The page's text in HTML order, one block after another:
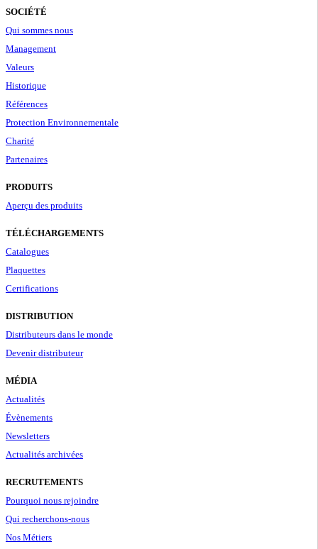
SOCIÉTÉ
Qui sommes nous
Management
Valeurs
Historique
Références
Protection Environnementale
Charité
Partenaires
PRODUITS
Aperçu des produits
TÉLÉCHARGEMENTS
Catalogues
Plaquettes
Certifications
DISTRIBUTION
Distributeurs dans le monde
Devenir distributeur
MÉDIA
Actualités
Évènements
Newsletters
Actualités archivées
RECRUTEMENTS
Pourquoi nous rejoindre
Qui recherchons-nous
Nos Métiers